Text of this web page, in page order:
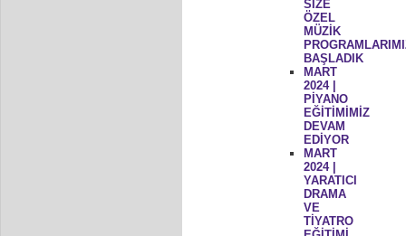
SİZE
ÖZEL
MÜZİK
BAŞLADIK
MART
2024 |
PİYANO
EĞİTİMİMİZ
DEVAM
EDİYOR
MART
2024 |
YARATICI
DRAMA
VE
TİYATRO